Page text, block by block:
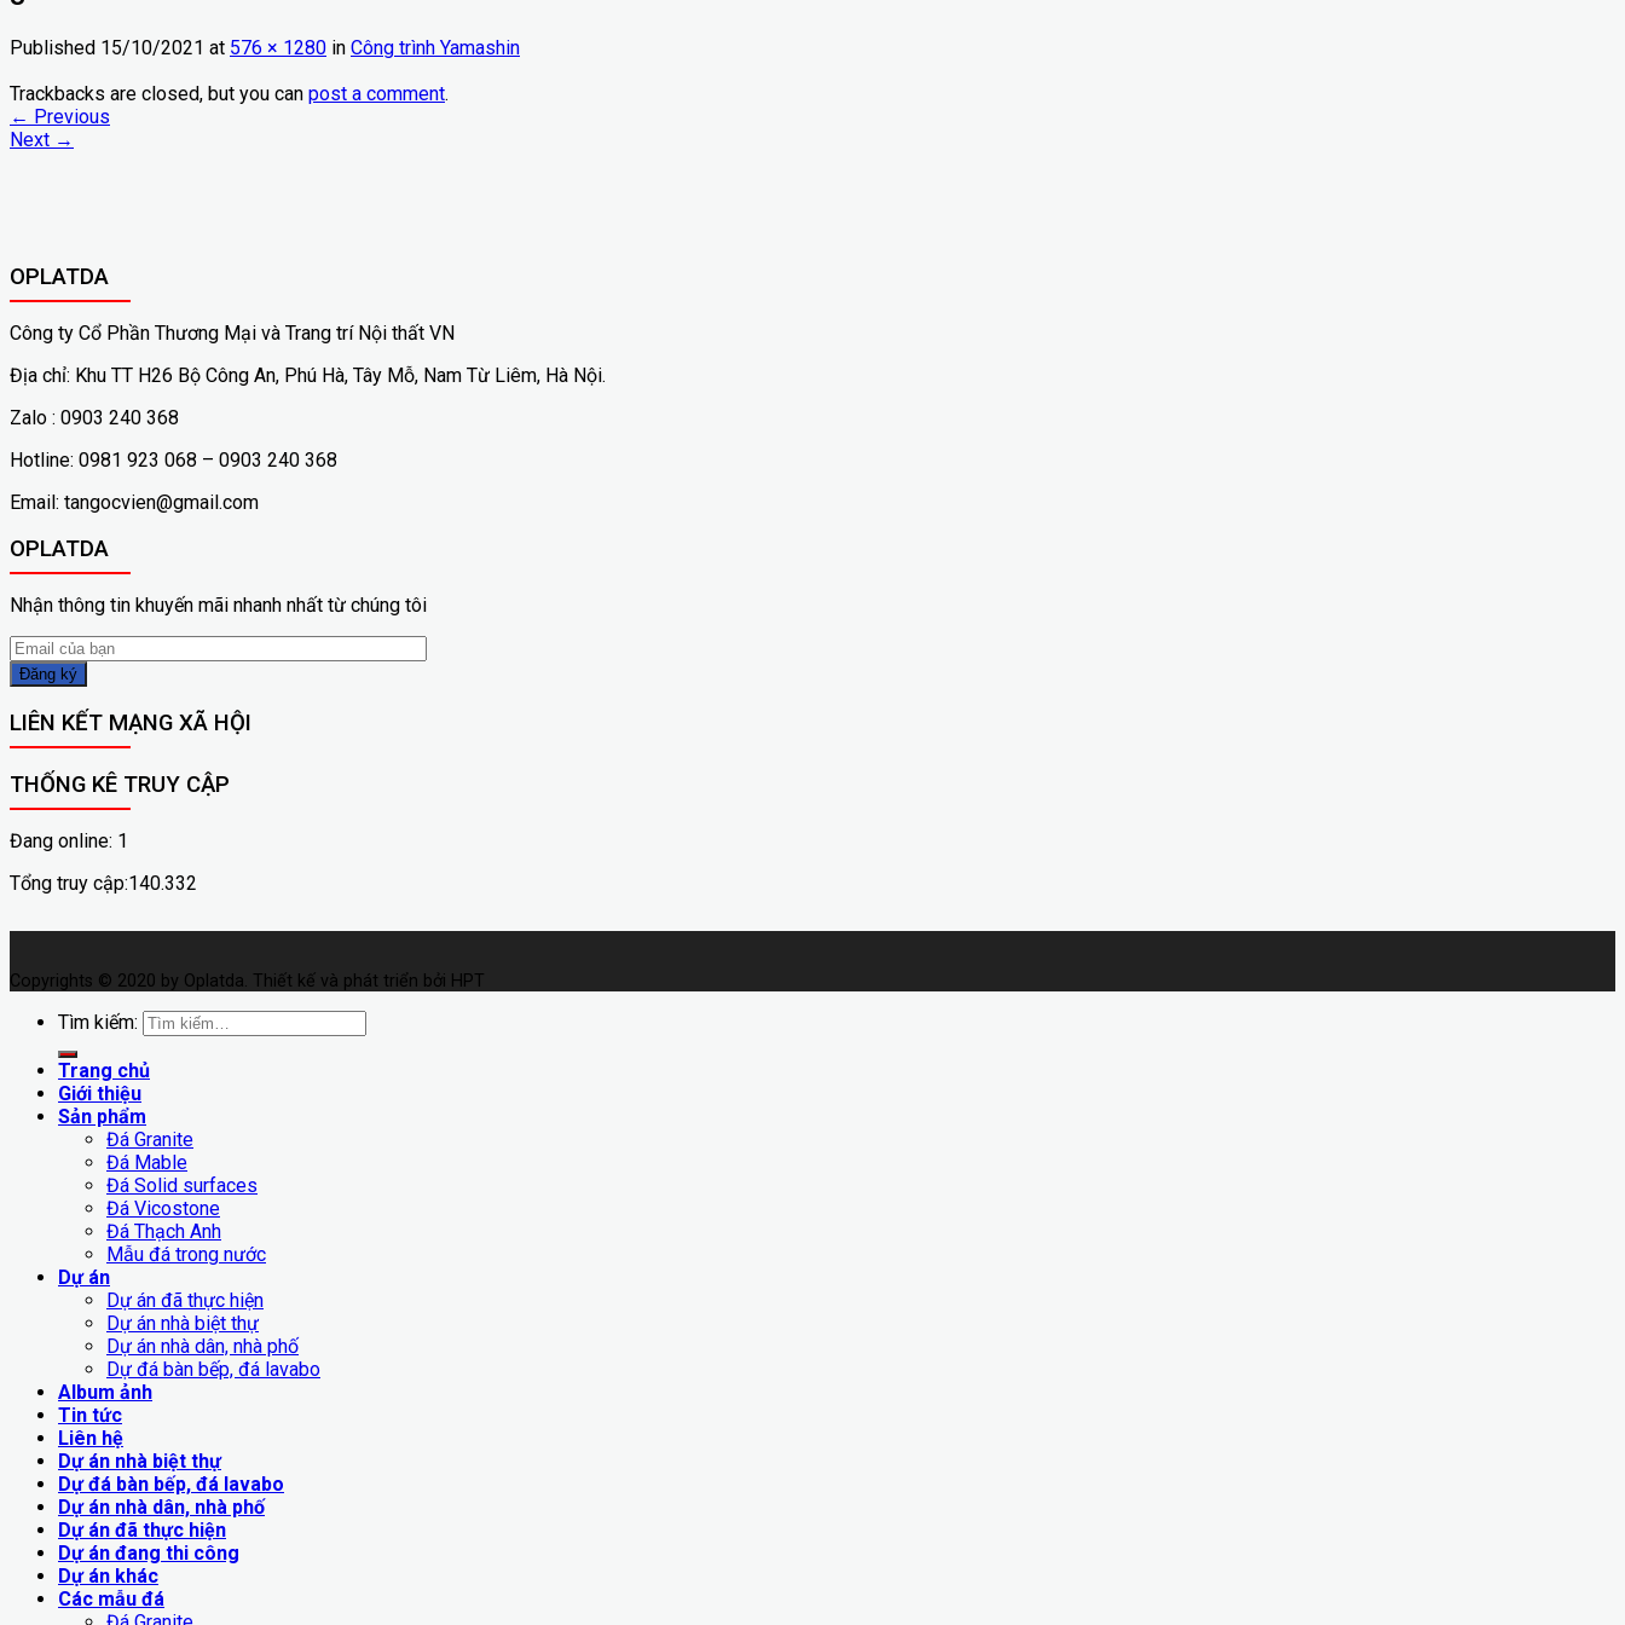
Published 15/10/2021 at 576 × 1280 in Công trình Yamashin
Trackbacks are closed, but you can post a comment.
← Previous
Next →
OPLATDA
Công ty Cổ Phần Thương Mại và Trang trí Nội thất VN
Địa chỉ: Khu TT H26 Bộ Công An, Phú Hà, Tây Mỗ, Nam Từ Liêm, Hà Nội.
Zalo : 0903 240 368
Hotline: 0981 923 068 – 0903 240 368
Email: tangocvien@gmail.com
OPLATDA
Nhận thông tin khuyến mãi nhanh nhất từ chúng tôi
LIÊN KẾT MẠNG XÃ HỘI
THỐNG KÊ TRUY CẬP
Đang online: 1
Tổng truy cập:140.332
Copyrights © 2020 by Oplatda. Thiết kế và phát triển bởi HPT
Tìm kiếm:
Trang chủ
Giới thiệu
Sản phẩm
Đá Granite
Đá Mable
Đá Solid surfaces
Đá Vicostone
Đá Thạch Anh
Mẫu đá trong nước
Dự án
Dự án đã thực hiện
Dự án nhà biệt thự
Dự án nhà dân, nhà phố
Dự đá bàn bếp, đá lavabo
Album ảnh
Tin tức
Liên hệ
Dự án nhà biệt thự
Dự đá bàn bếp, đá lavabo
Dự án nhà dân, nhà phố
Dự án đã thực hiện
Dự án đang thi công
Dự án khác
Các mẫu đá